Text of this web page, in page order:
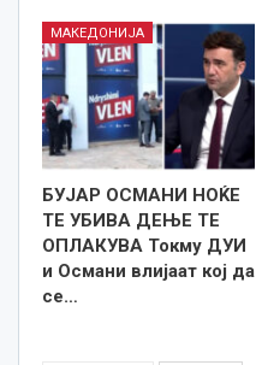
МАКЕДОНИЈА
БУЈАР ОСМАНИ НОЌЕ
ТЕ УБИВА ДЕЊЕ ТЕ
ОПЛАКУВА Токму ДУИ
и Османи влијаат кој да
се…